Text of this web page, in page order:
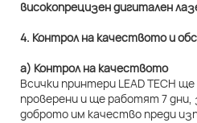
4. Контрол на качеството и
а) Контрол на качеството
Всички принтери LEAD TECH
проверени и ще работят 7 дни,
доброто им качество преди